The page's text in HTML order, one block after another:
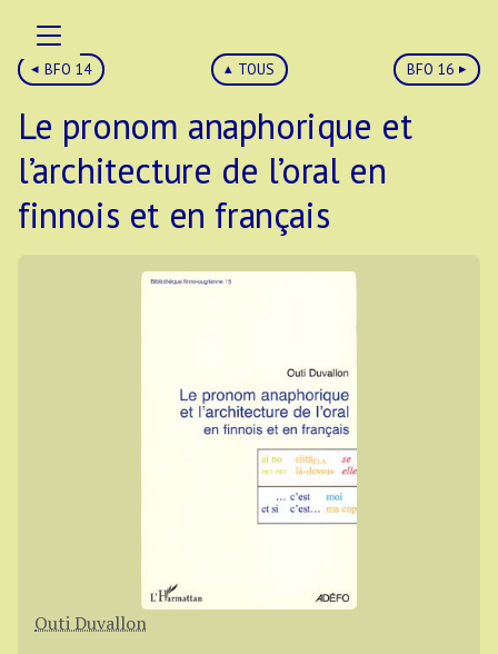
BFO 14 TOUS BFO 16
Le pronom anaphorique et
l’architecture de l’oral en
finnois et en français
Outi Duvallon